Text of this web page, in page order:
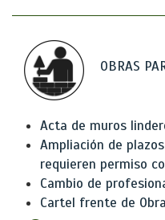
OBRAS
Acta de muros
Ampliación de
requieren permiso
Cambio de
Cartel frente de Obra